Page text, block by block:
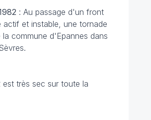
: Au passage d'un front
actif et instable, une tornade
commune d'Epannes dans
est très sec sur toute la